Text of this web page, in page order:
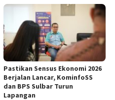
Pastikan Sensus Ekonomi 2026
Berjalan Lancar, KominfoSS
dan BPS Sulbar Turun
Lapangan